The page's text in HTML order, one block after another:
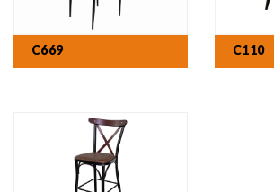
C669 C110